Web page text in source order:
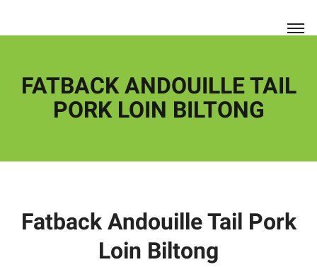
FATBACK ANDOUILLE TAIL
PORK LOIN BILTONG
Fatback Andouille Tail Pork
Loin Biltong